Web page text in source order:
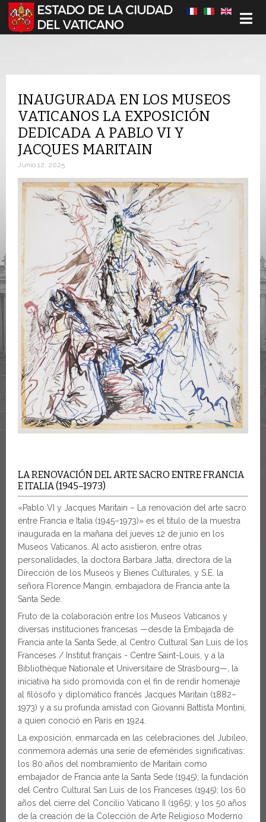
Seleccione su idioma
INAUGURADA EN LOS MUSEOS
VATICANOS LA EXPOSICIÓN
DEDICADA A PABLO VI Y
JACQUES MARITAIN
Junio 12, 2025
LA RENOVACIÓN DEL ARTE SACRO ENTRE FRANCIA
E ITALIA (1945–1973)
«Pablo VI y Jacques Maritain – La renovación del arte sacro
entre Francia e Italia (1945–1973)» es el título de la muestra
inaugurada en la mañana del jueves 12 de junio en los
Museos Vaticanos. Al acto asistieron, entre otras
personalidades, la doctora Barbara Jatta, directora de la
Dirección de los Museos y Bienes Culturales, y S.E. la
señora Florence Mangin, embajadora de Francia ante la
Santa Sede.
Fruto de la colaboración entre los Museos Vaticanos y
diversas instituciones francesas —desde la Embajada de
Francia ante la Santa Sede, al Centro Cultural San Luis de los
Franceses / Institut français - Centre Saint-Louis, y a la
Bibliothèque Nationale et Universitaire de Strasbourg—, la
iniciativa ha sido promovida con el fin de rendir homenaje
al filósofo y diplomático francés Jacques Maritain (1882–
1973) y a su profunda amistad con Giovanni Battista Montini,
a quien conoció en París en 1924.
La exposición, enmarcada en las celebraciones del Jubileo,
conmemora además una serie de efemérides significativas:
los 80 años del nombramiento de Maritain como
embajador de Francia ante la Santa Sede (1945); la fundación
del Centro Cultural San Luis de los Franceses (1945); los 60
años del cierre del Concilio Vaticano II (1965); y los 50 años
de la creación de la Colección de Arte Religioso Moderno